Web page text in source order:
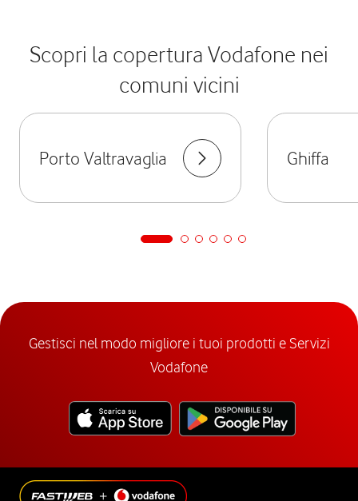
Scopri la copertura Vodafone nei
comuni vicini
Porto Valtravaglia Ghiffa
Gestisci nel modo migliore i tuoi prodotti e Servizi
Vodafone